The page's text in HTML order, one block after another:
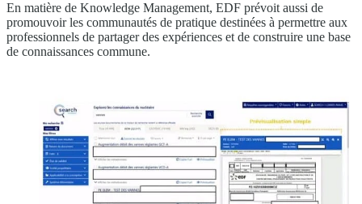
En matière de Knowledge Management, EDF prévoit aussi de
promouvoir les communautés de pratique destinées à permettre aux
professionnels de partager des expériences et de construire une base
de connaissances commune.